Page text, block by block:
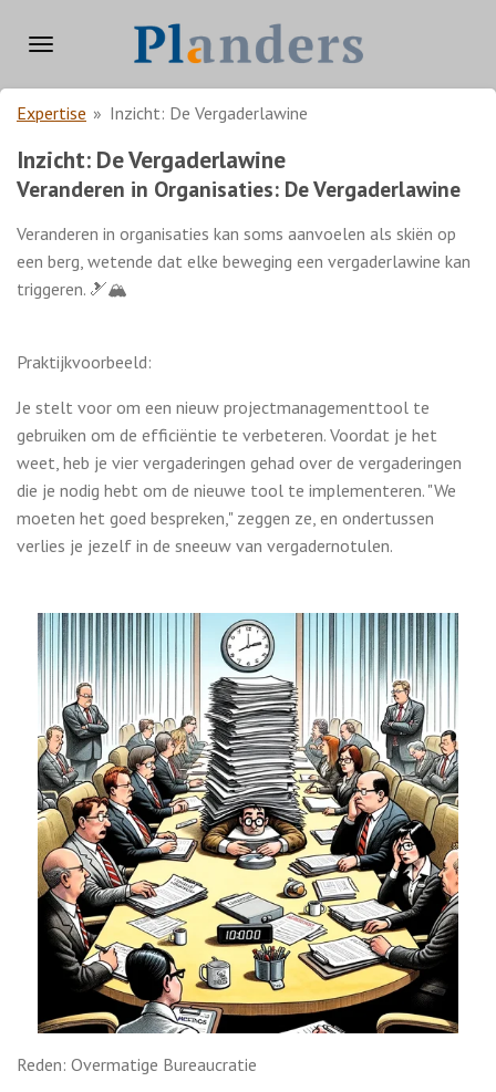
direct
de
Expertise » Inzicht: De Vergaderlawine
Inzicht: De Vergaderlawine
Veranderen in Organisaties: De Vergaderlawine
Veranderen in organisaties kan soms aanvoelen als skiën op
een berg, wetende dat elke beweging een vergaderlawine kan
triggeren. 🎿🏔️
Praktijkvoorbeeld:
Je stelt voor om een nieuw projectmanagementtool te
gebruiken om de efficiëntie te verbeteren. Voordat je het
weet, heb je vier vergaderingen gehad over de vergaderingen
die je nodig hebt om de nieuwe tool te implementeren. "We
moeten het goed bespreken," zeggen ze, en ondertussen
verlies je jezelf in de sneeuw van vergadernotulen.
Reden: Overmatige Bureaucratie